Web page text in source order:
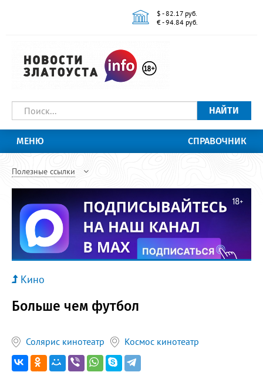
$ - 82.17 руб.
€ - 94.84 руб.
НАЙТИ
МЕНЮ СПРАВОЧНИК
Полезные ссылки
Кино
Больше чем футбол
Солярис кинотеатр Космос кинотеатр